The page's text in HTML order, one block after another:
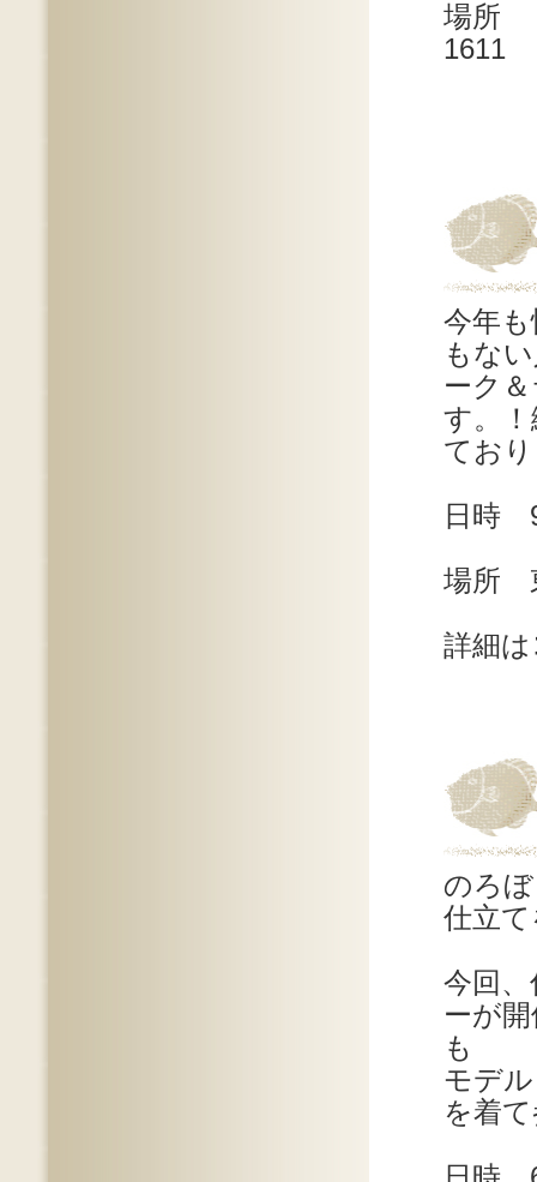
場所
1611
今年
もな
ーク
す。
てお
日時
場所
詳細は
のろ
仕立
今回
ーが
も
モデ
を着